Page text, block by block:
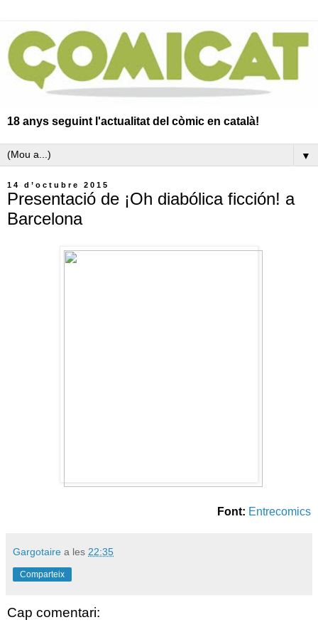
18 anys seguint l'actualitat del còmic en català!
▼
14 d’octubre 2015
Presentació de ¡Oh diabólica ficción! a
Barcelona
Font: Entrecomics
Gargotaire a les 22:35
Comparteix
Cap comentari: